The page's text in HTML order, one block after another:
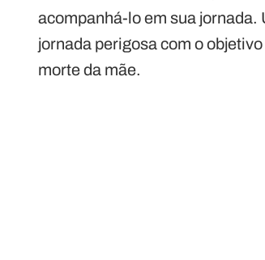
acompanhá-lo em sua
jornada perigosa com o
morte da mãe.